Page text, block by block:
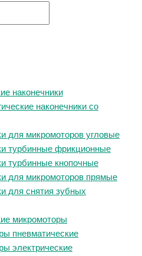
наконечники
наконечники со
для микромоторов угловые
турбинные фрикционные
турбинные кнопочные
для микромоторов прямые
для снятия зубных
микромоторы
пневматические
электрические